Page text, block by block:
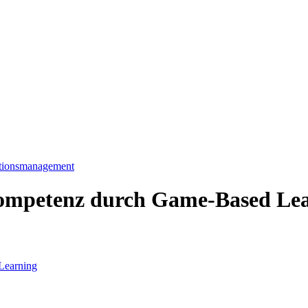
durch Game-Based